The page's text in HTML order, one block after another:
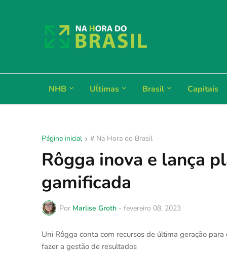
NHB Uĺtimas Brasil Capitais
Página inicial # Na Hora do Brasil
Rôgga inova e lança
gamificada
Por Marlise Groth - fevereiro 08, 2023
Uni Rôgga conta com recursos de última geração
fazer a gestão de resultados